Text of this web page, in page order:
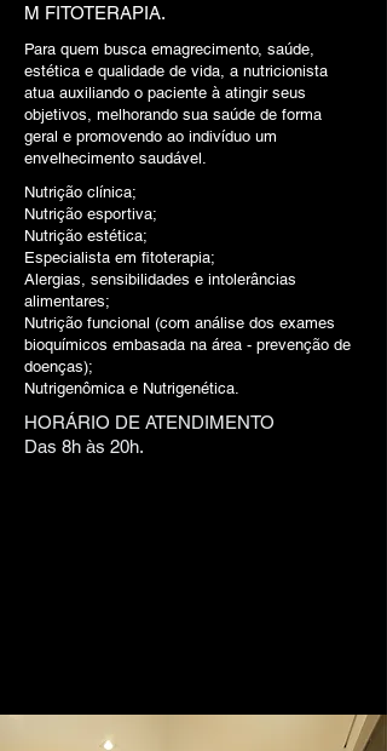
M FITOTERAPIA.
Para quem busca emagrecimento, saúde,
estética e qualidade de vida, a nutricionista
atua auxiliando o paciente à atingir seus
objetivos, melhorando sua saúde de forma
geral e promovendo ao indivíduo um
envelhecimento saudável.
Nutrição clínica;
Nutrição esportiva;
Nutrição estética;
Especialista em fitoterapia;
Alergias, sensibilidades e intolerâncias
alimentares;
Nutrição funcional (com análise dos exames
bioquímicos embasada na área - prevenção de
doenças);
Nutrigenômica e Nutrigenética.
HORÁRIO DE ATENDIMENTO
Das 8h às 20h.